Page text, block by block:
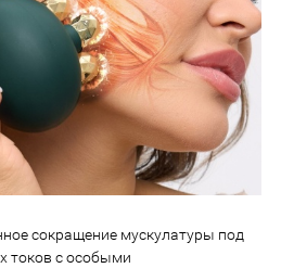
сокращение мускулатуры под
токов с особыми